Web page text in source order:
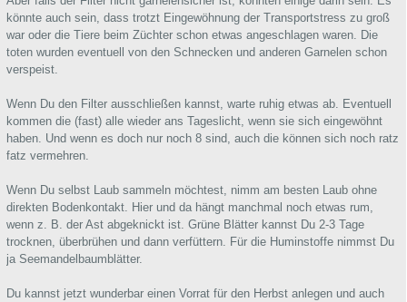
könnte auch sein, dass trotzt Eingewöhnung der Transportstress zu groß
war oder die Tiere beim Züchter schon etwas angeschlagen waren. Die
toten wurden eventuell von den Schnecken und anderen Garnelen schon
verspeist.
Wenn Du den Filter ausschließen kannst, warte ruhig etwas ab. Eventuell
kommen die (fast) alle wieder ans Tageslicht, wenn sie sich eingewöhnt
haben. Und wenn es doch nur noch 8 sind, auch die können sich noch ratz
fatz vermehren.
Wenn Du selbst Laub sammeln möchtest, nimm am besten Laub ohne
direkten Bodenkontakt. Hier und da hängt manchmal noch etwas rum,
wenn z. B. der Ast abgeknickt ist. Grüne Blätter kannst Du 2-3 Tage
trocknen, überbrühen und dann verfüttern. Für die Huminstoffe nimmst Du
ja Seemandelbaumblätter.
Du kannst jetzt wunderbar einen Vorrat für den Herbst anlegen und auch